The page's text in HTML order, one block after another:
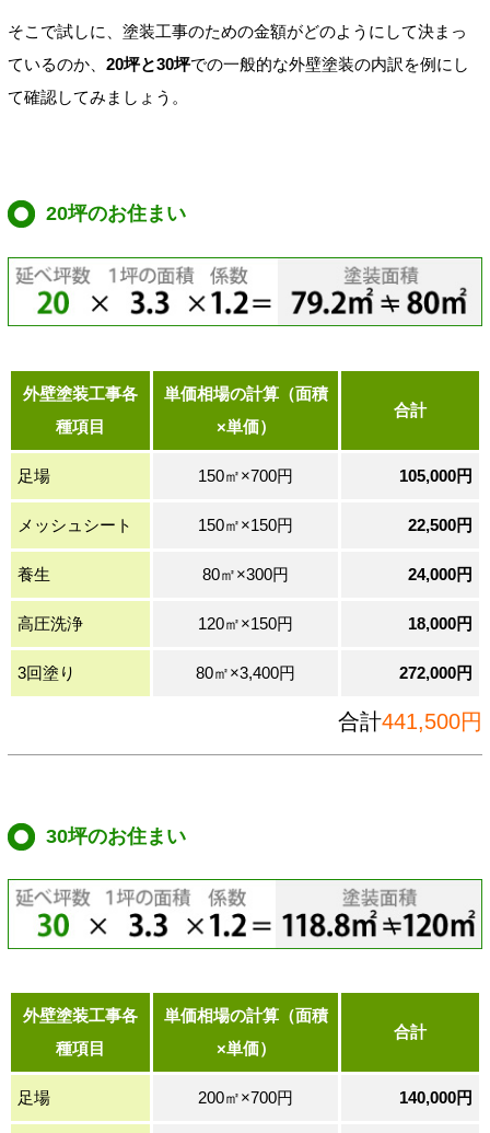
そこで試しに、塗装工事のための金額がどのようにして決まっ
ているのか、 20坪と30坪での一般的な外壁塗装の内訳を例にし
て確認してみましょう。
20坪のお住まい
外壁塗装工事各
種項目
単価相場の計算（面積
×単価）
合計
足場 150㎡×700円 105,000円
メッシュシート 150㎡×150円 22,500円
養生 80㎡×300円 24,000円
高圧洗浄 120㎡×150円 18,000円
3回塗り 80㎡×3,400円 272,000円
合計441,500円
30坪のお住まい
外壁塗装工事各
種項目
単価相場の計算（面積
×単価）
合計
足場 200㎡×700円 140,000円